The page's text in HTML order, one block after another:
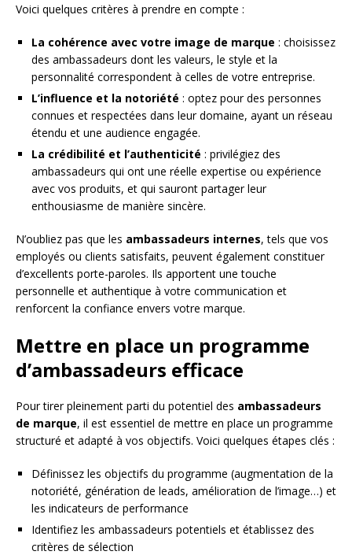
Voici quelques critères à prendre en compte :
La cohérence avec votre image de marque : choisissez
des ambassadeurs dont les valeurs, le style et la
personnalité correspondent à celles de votre entreprise.
L’influence et la notoriété : optez pour des personnes
connues et respectées dans leur domaine, ayant un réseau
étendu et une audience engagée.
La crédibilité et l’authenticité : privilégiez des
ambassadeurs qui ont une réelle expertise ou expérience
avec vos produits, et qui sauront partager leur
enthousiasme de manière sincère.
N’oubliez pas que les ambassadeurs internes, tels que vos
employés ou clients satisfaits, peuvent également constituer
d’excellents porte-paroles. Ils apportent une touche
personnelle et authentique à votre communication et
renforcent la confiance envers votre marque.
Mettre en place un programme
d’ambassadeurs efficace
Pour tirer pleinement parti du potentiel des ambassadeurs
de marque, il est essentiel de mettre en place un programme
structuré et adapté à vos objectifs. Voici quelques étapes clés :
Définissez les objectifs du programme (augmentation de la
notoriété, génération de leads, amélioration de l’image…) et
les indicateurs de performance
Identifiez les ambassadeurs potentiels et établissez des
critères de sélection